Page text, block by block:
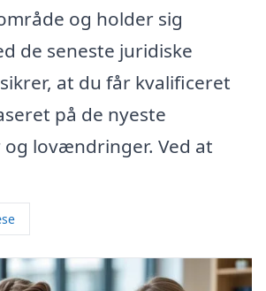
og holder sig
de seneste juridiske
at du får kvalificeret
på de nyeste
lovændringer. Ved at